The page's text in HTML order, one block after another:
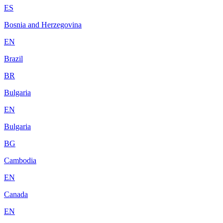
ES
Bosnia and Herzegovina
EN
Brazil
BR
Bulgaria
EN
Bulgaria
BG
Cambodia
EN
Canada
EN